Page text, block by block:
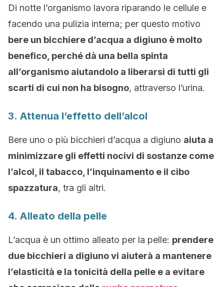
Di notte l’organismo lavora riparando le cellule e
facendo una pulizia interna; per questo motivo
bere un bicchiere d’acqua a digiuno è molto
benefico, perché dà una bella spinta
all’organismo aiutandolo a liberarsi di tutti gli
scarti di cui non ha bisogno, attraverso l’urina.
3. Attenua l’effetto dell’alcol
Bere uno o più bicchieri d’acqua a digiuno aiuta a
minimizzare gli effetti nocivi di sostanze come
l’alcol, il tabacco, l’inquinamento e il cibo
spazzatura, tra gli altri.
4. Alleato della pelle
L’acqua è un ottimo alleato per la pelle: prendere
due bicchieri a digiuno vi aiuterà a mantenere
l’elasticità e la tonicità della pelle e a evitare